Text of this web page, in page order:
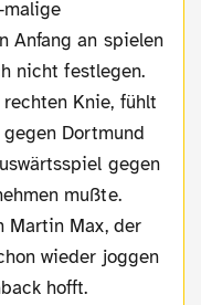
malige
Anfang an spielen
nicht festlegen.
Knie, fühlt
Dortmund
gegen
mußte.
Martin Max, der
wieder joggen
hofft.